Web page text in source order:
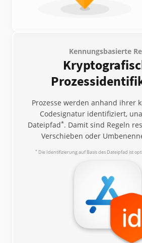
Kennungsbasierte
Prozesse werden anhand ihrer
Codesignatur identifiziert,
Dateipfad*. Damit sind Regeln
Verschieben oder
* Die Identifizierung auf Basis des Dateipfad ist